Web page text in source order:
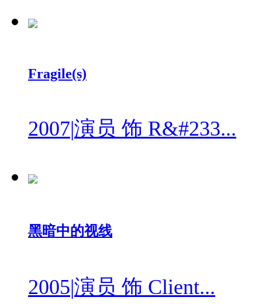
Fragile(s)
2007|演员 饰 R&#233...
黑暗中的视线
2005|演员 饰 Client...